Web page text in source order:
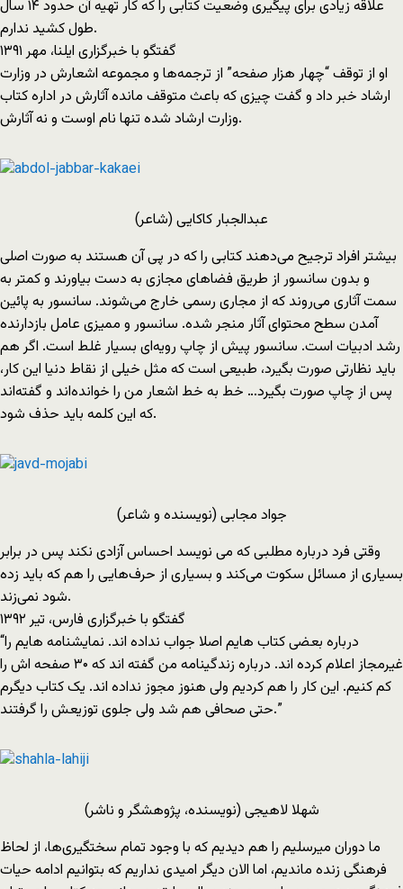
علاقه زیادی برای پیگیری وضعیت کتابی را که کار تهیه آن حدود ۱۴ سال
طول کشید ندارم.
گفتگو با خبرگزاری ایلنا، مهر ۱۳۹۱
او از توقف “چهار هزار صفحه” از ترجمه‌ها و مجموعه اشعارش در وزارت
ارشاد خبر داد و گفت چیزی که باعث متوقف مانده آثارش در اداره‌ کتاب
وزارت ارشاد شده‌ تنها نام اوست و نه آثارش.
عبدالجبار کاکایی (شاعر)
بیشتر افراد ترجیح می‌دهند کتابی را که در پی آن هستند به صورت اصلی
و بدون سانسور از طریق فضاهای مجازی به دست بیاورند و کمتر به
سمت آثاری می‌روند که از مجاری رسمی خارج می‌شوند. سانسور به پائین
آمدن سطح محتوای آثار منجر شده. سانسور و ممیزی عامل بازدارنده
رشد ادبیات است. سانسور پیش از چاپ رویه‌ای بسیار غلط است. اگر هم
باید نظارتی صورت بگیرد، طبیعی است که مثل خیلی از نقاط دنیا این کار،
پس از چاپ صورت بگیرد… خط به خط اشعار من را خوانده‌اند و گفته‌اند
که این کلمه باید حذف شود.
جواد مجابی (نویسنده و شاعر)
وقتی فرد درباره مطلبی که می نویسد احساس آزادی نکند پس در برابر
بسیاری از مسائل سکوت می‌کند و بسیاری از حرف‌هایی را هم که باید زده
شود نمی‌زند.
گفتگو با خبرگزاری فارس، تیر ۱۳۹۲
“درباره بعضی کتاب هایم اصلا جواب نداده اند. نمایشنامه هایم را
غیرمجاز اعلام کرده اند. درباره زندگینامه من گفته اند که ۳۰ صفحه اش را
کم کنیم. این کار را هم کردیم ولی هنوز مجوز نداده اند. یک کتاب دیگرم
حتی صحافی هم شد ولی جلوی توزیعش را گرفتند.”
شهلا لاهیجی (نویسنده، پژوهشگر و ناشر)
ما دوران میرسلیم را هم دیدیم که با وجود تمام سختگیری‌ها، از لحاظ
فرهنگی زنده ماندیم، اما الان دیگر امیدی نداریم که بتوانیم ادامه‌ حیات